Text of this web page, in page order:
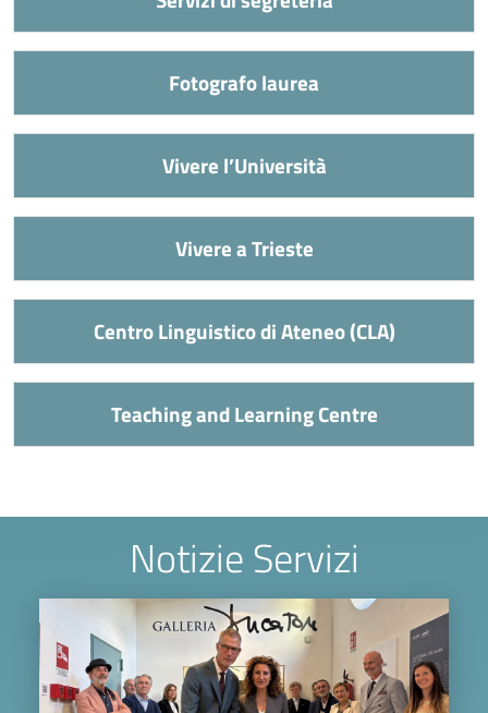
Fotografo laurea
Vivere l’Università
Vivere a Trieste
Centro Linguistico di Ateneo (CLA)
Teaching and Learning Centre
Notizie Servizi
Image